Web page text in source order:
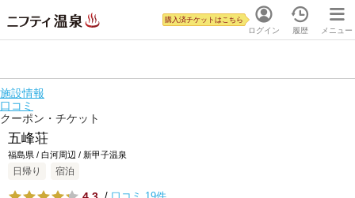
ログイン
購入済チケットはこちら
履歴 メニュー
施設情報
口コミ
クーポン・チケット
五峰荘
福島県 / 白河周辺 / 新甲子温泉
日帰り 宿泊